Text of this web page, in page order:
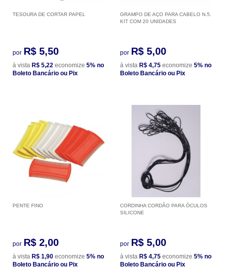
TESOURA DE CORTAR PAPEL
por R$ 5,50
à vista R$ 5,22 economize 5% no
Boleto Bancário ou Pix
GRAMPO DE AÇO PARA CABELO N.5.
KIT COM 20 UNIDADES
por R$ 5,00
à vista R$ 4,75 economize 5% no
Boleto Bancário ou Pix
PENTE FINO
por R$ 2,00
à vista R$ 1,90 economize 5% no
Boleto Bancário ou Pix
CORDINHA CORDÃO PARA ÓCULOS
SILICONE
por R$ 5,00
à vista R$ 4,75 economize 5% no
Boleto Bancário ou Pix